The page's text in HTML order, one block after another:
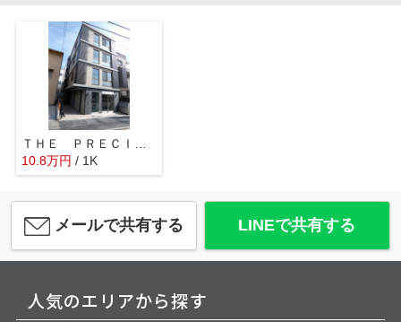
10.8万円 / 1K
メールで共有する LINEで共有する
人気のエリアから探す